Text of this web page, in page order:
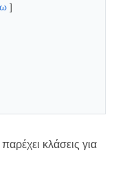
]
κλάσεις για